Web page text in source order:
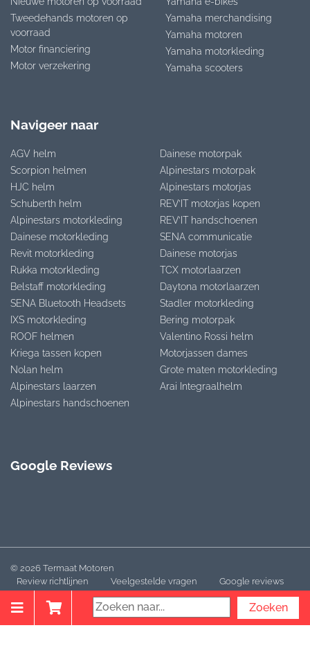
Tweedehands motoren op
voorraad
Motor financiering
Motor verzekering
Yamaha merchandising
Yamaha motoren
Yamaha motorkleding
Yamaha scooters
Navigeer naar
AGV helm
Scorpion helmen
HJC helm
Schuberth helm
Alpinestars motorkleding
Dainese motorkleding
Revit motorkleding
Rukka motorkleding
Belstaff motorkleding
SENA Bluetooth Headsets
IXS motorkleding
ROOF helmen
Kriega tassen kopen
Nolan helm
Alpinestars laarzen
Alpinestars handschoenen
Dainese motorpak
Alpinestars motorpak
Alpinestars motorjas
REV’IT motorjas kopen
REV’IT handschoenen
SENA communicatie
Dainese motorjas
TCX motorlaarzen
Daytona motorlaarzen
Stadler motorkleding
Bering motorpak
Valentino Rossi helm
Motorjassen dames
Grote maten motorkleding
Arai Integraalhelm
Google Reviews
© 2026 Termaat Motoren
Review richtlijnen
Veelgestelde vragen Google reviews